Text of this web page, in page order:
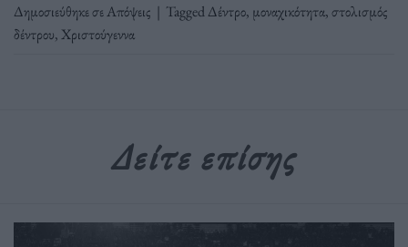
Δημοσιεύθηκε σεΑπόψεις | TaggedΔέντρο, μοναχικότητα,στολισμός
δέντρου,Χριστούγεννα
Δείτε επίσης